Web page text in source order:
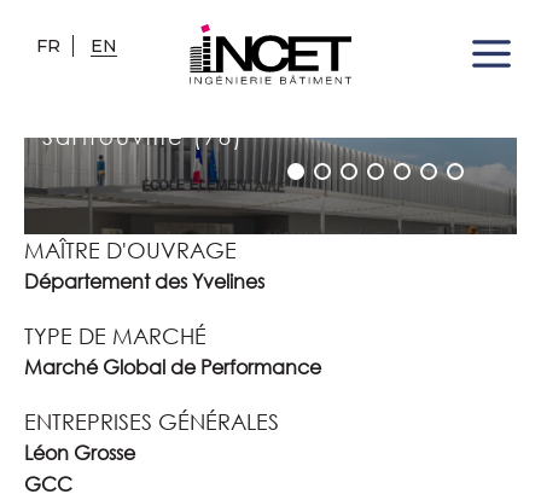
FR EN
DEMI-PENSION DE LA CITÉ
Sartrouville (78)
MAÎTRE D'OUVRAGE
Département des Yvelines
TYPE DE MARCHÉ
Marché Global de Performance
ENTREPRISES GÉNÉRALES
Léon Grosse
GCC